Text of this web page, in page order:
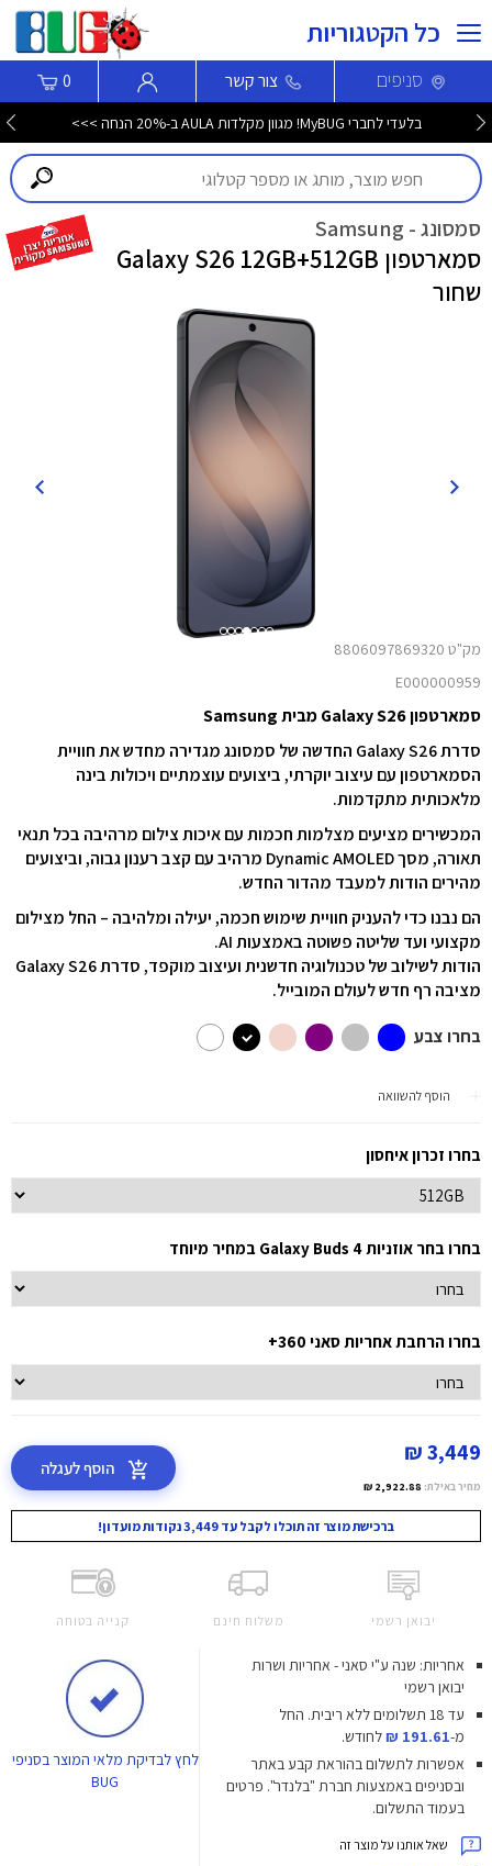
כל הקטגוריות
סניפים צור קשר 0
חדש! סמארטפון Nothing Phone (4b) עכשיו לרכישה >>>
סמסונג - Samsung
סמארטפון Galaxy S26 12GB+512GB
שחור
מק"ט 8806097869320
E000000959
סמארטפון Galaxy S26 מבית Samsung
סדרת Galaxy S26 החדשה של סמסונג מגדירה מחדש את חוויית
הסמארטפון עם עיצוב יוקרתי, ביצועים עוצמתיים ויכולות בינה
מלאכותית מתקדמות.
המכשירים מציעים מצלמות חכמות עם איכות צילום מרהיבה בכל תנאי
תאורה, מסך Dynamic AMOLED מרהיב עם קצב רענון גבוה, וביצועים
מהירים הודות למעבד מהדור החדש.
הם נבנו כדי להעניק חוויית שימוש חכמה, יעילה ומלהיבה – החל מצילום
מקצועי ועד שליטה פשוטה באמצעות AI.
הודות לשילוב של טכנולוגיה חדשנית ועיצוב מוקפד, סדרת Galaxy S26
מציבה רף חדש לעולם המובייל.
בחרו צבע
הוסף להשוואה
בחרו זכרון איחסון
בחרו בחר אוזניות Galaxy Buds 4 במחיר מיוחד
בחרו הרחבת אחריות סאני 360+
3,449 ₪
מחיר באילת: 2,922.88 ₪
הוסף לעגלה
ברכישת מוצר זה תוכלו לקבל עד 3,449 נקודות מועדון!
יבואן רשמי משלוח חינם קנייה בטוחה
אחריות: שנה ע"י סאני - אחריות ושרות
יבואן רשמי
עד 18 תשלומים ללא ריבית.
החל
מ-191.61 ₪
לחודש.
אפשרות לתשלום בהוראת קבע באתר
ובסניפים באמצעות חברת "בלנדר". פרטים
בעמוד התשלום.
שאל אותנו על מוצר זה
לחץלבדיקת מלאי המוצר בסניפי
BUG